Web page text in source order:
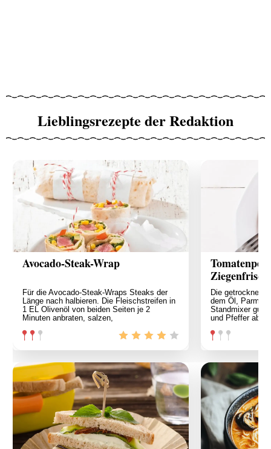
Lieblingsrezepte der Redaktion
Avocado-Steak-Wrap
Für die Avocado-Steak-Wraps Steaks der
Länge nach halbieren. Die Fleischstreifen in
1 EL Olivenöl von beiden Seiten je 2
Minuten anbraten, salzen,
Die
dem Öl,
Standmixer gut
und Pfeffer